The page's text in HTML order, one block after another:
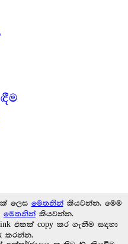
ලෙස මෙතනින්කියවන්න. මෙම
මෙතනින්කියවන්න.
එකක් copy කර ගැනීම සඳහා
කරන්න.